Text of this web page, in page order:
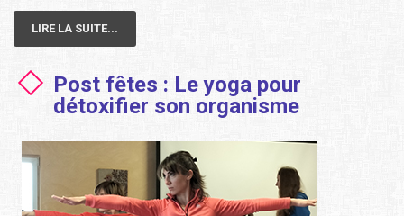
LIRE LA SUITE...
Post fêtes : Le yoga pour
détoxifier son organisme